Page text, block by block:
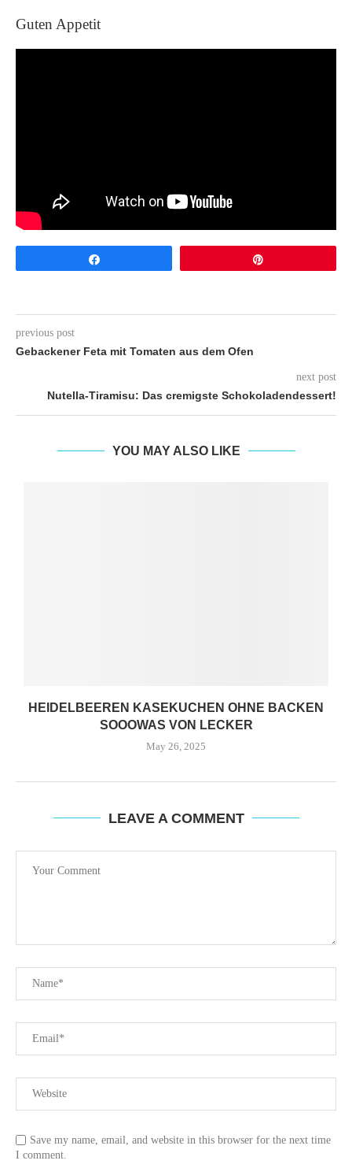
Guten Appetit
previous post
Gebackener Feta mit Tomaten aus dem Ofen
next post
Nutella-Tiramisu: Das cremigste Schokoladendessert!
YOU MAY ALSO LIKE
HEIDELBEEREN KASEKUCHEN OHNE BACKEN
SOOOWAS VON LECKER
May 26, 2025
LEAVE A COMMENT
Save my name, email, and website in this browser for the next time
I comment.